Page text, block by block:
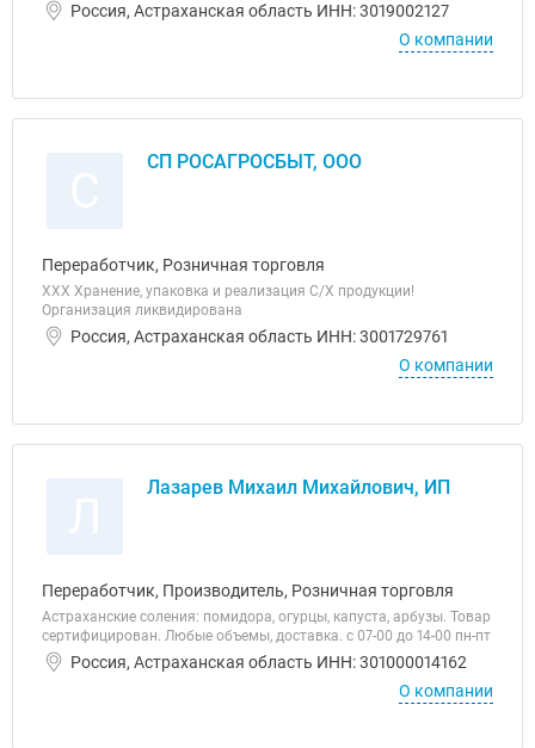
Россия, Астраханская область ИНН: 3019002127
О компании
СП РОСАГРОСБЫТ, ООО
Переработчик, Розничная торговля
ХХХ Хранение, упаковка и реализация С/Х продукции!
Организация ликвидирована
Россия, Астраханская область ИНН: 3001729761
О компании
Лазарев Михаил Михайлович, ИП
Переработчик, Производитель, Розничная торговля
Астраханские соления: помидора, огурцы, капуста, арбузы. Товар
сертифицирован. Любые объемы, доставка. с 07-00 до 14-00 пн-пт
Россия, Астраханская область ИНН: 301000014162
О компании